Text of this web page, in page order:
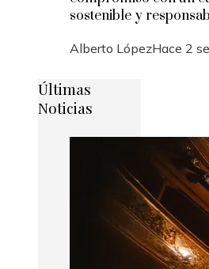
sostenible y
Alberto LópezHace 2
Últimas
Noticias